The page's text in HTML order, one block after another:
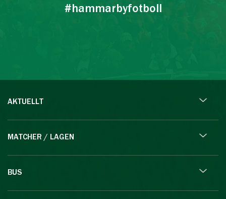
#hammarbyfotboll
AKTUELLT
MATCHER / LAGEN
BUS